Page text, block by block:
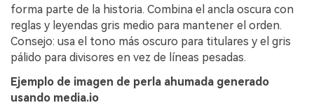
forma parte de la historia. Combina el ancla oscura con
reglas y leyendas gris medio para mantener el orden.
Consejo: usa el tono más oscuro para titulares y el gris
pálido para divisores en vez de líneas pesadas.
Ejemplo de imagen de perla ahumada generado
usando media.io